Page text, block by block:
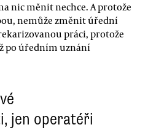
nic měnit nechce. A protože
nemůže změnit úřední
práci, protože
po úředním uznání
jen operatéři